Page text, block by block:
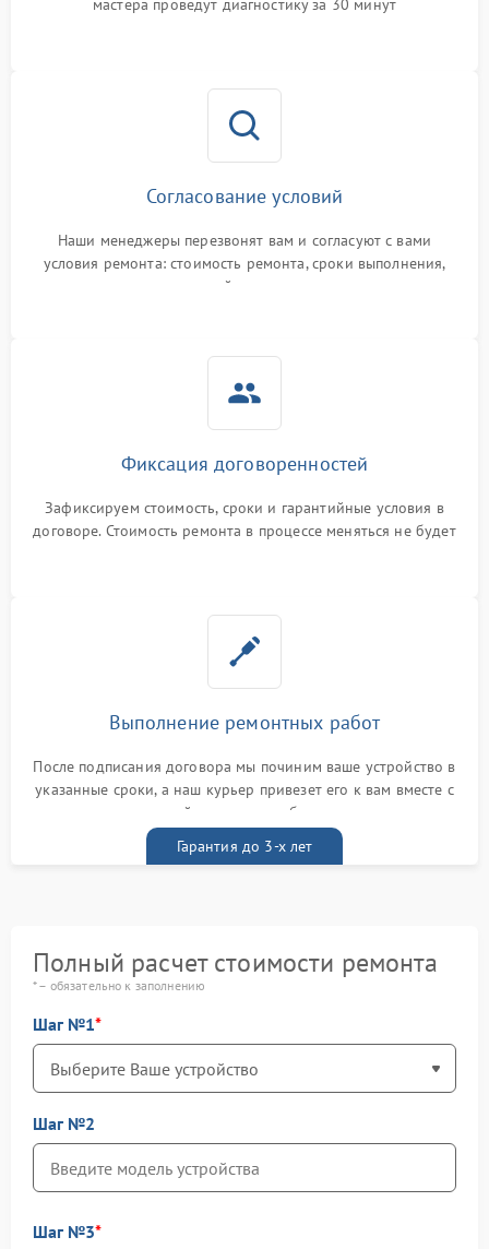
мастера проведут диагностику за 30 минут
Согласование условий
Наши менеджеры перезвонят вам и согласуют с вами
условия ремонта: стоимость ремонта, сроки выполнения,
гарантийные условия
Фиксация договоренностей
Зафиксируем стоимость, сроки и гарантийные условия в
договоре. Стоимость ремонта в процессе меняться не будет
Выполнение ремонтных работ
После подписания договора мы починим ваше устройство в
указанные сроки, а наш курьер привезет его к вам вместе с
гарантийным талоном бесплатно
Гарантия до 3-х лет
Полный расчет стоимости ремонта
* – обязательно к заполнению
Шаг №1
Шаг №2
Шаг №3